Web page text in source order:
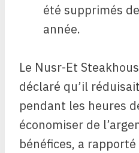
été supprimés
année.
Le Nusr-Et
déclaré qu’il
pendant les heures
économiser de
bénéfices, a